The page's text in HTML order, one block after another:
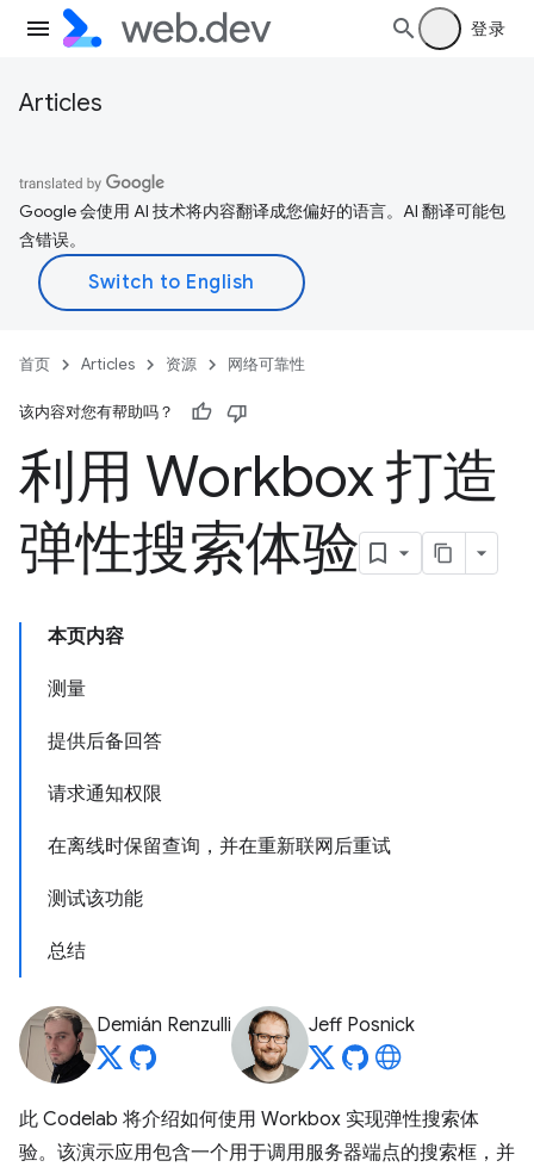
登录
Articles
Google 会使用 AI 技术将内容翻译成您偏好的语言。AI 翻译可能包
含错误。
首页 Articles 资源 网络可靠性
该内容对您有帮助吗？
利用 Workbox 打造
弹性搜索体验
本页内容
测量
提供后备回答
请求通知权限
在离线时保留查询，并在重新联网后重试
测试该功能
总结
Demián Renzulli Jeff Posnick
此 Codelab 将介绍如何使用 Workbox 实现弹性搜索体
验。该演示应用包含一个用于调用服务器端点的搜索框，并